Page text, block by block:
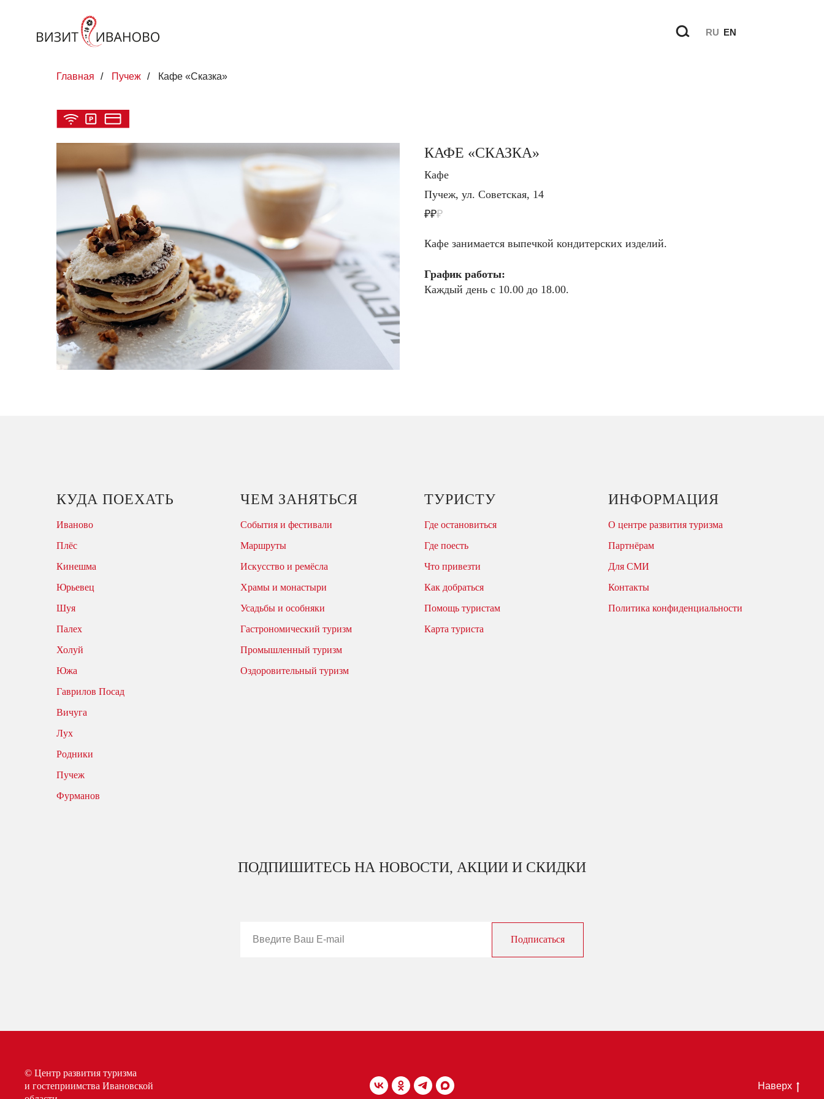
EN
RU
Главная / Пучеж / Кафе «Сказка»
КАФЕ «СКАЗКА»
Кафе
Пучеж, ул. Советская, 14
₽₽₽
Кафе занимается выпечкой кондитерских изделий.
График работы:
Каждый день с 10.00 до 18.00.
КУДА ПОЕХАТЬ
Иваново
Плёс
Кинешма
Юрьевец
Шуя
Палех
Холуй
Южа
Гаврилов Посад
Вичуга
Лух
Родники
Пучеж
Фурманов
ЧЕМ ЗАНЯТЬСЯ
События и фестивали
Маршруты
Искусство и ремёсла
Храмы и монастыри
Усадьбы и особняки
Гастрономический туризм
Промышленный туризм
Оздоровительный туризм
ТУРИСТУ
Где остановиться
Где поесть
Что привезти
Как добраться
Помощь туристам
Карта туриста
ИНФОРМАЦИЯ
О центре развития туризма
Партнёрам
Для СМИ
Контакты
Политика конфиденциальности
ПОДПИШИТЕСЬ НА НОВОСТИ, АКЦИИ И СКИДКИ
Подписаться
© Центр развития туризма
и гостеприимства Ивановской
Наверх